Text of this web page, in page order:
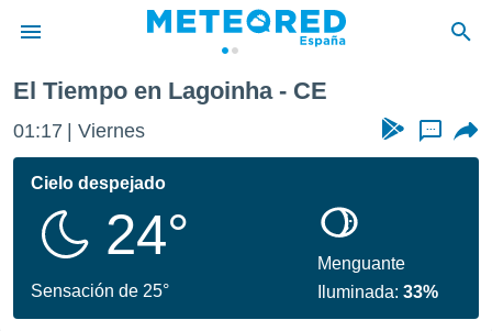
de
por
se
calidad.
a este
las
El Tiempo en Lagoinha - CE
01:17 Viernes ...
Cielo despejado
24°
Sensación de 25°
Menguante
Iluminada:33%